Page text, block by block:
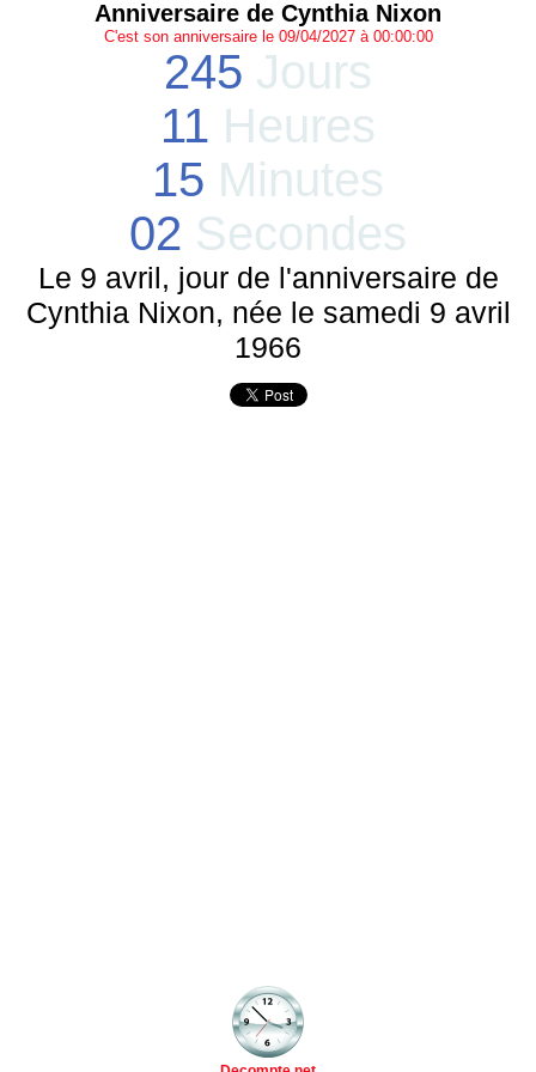
Anniversaire de Cynthia Nixon
C'est son anniversaire le 09/04/2027 à 00:00:00
245 Jours
11 Heures
15 Minutes
02 Secondes
Le 9 avril, jour de l'anniversaire de
Cynthia Nixon, née le samedi 9 avril
1966